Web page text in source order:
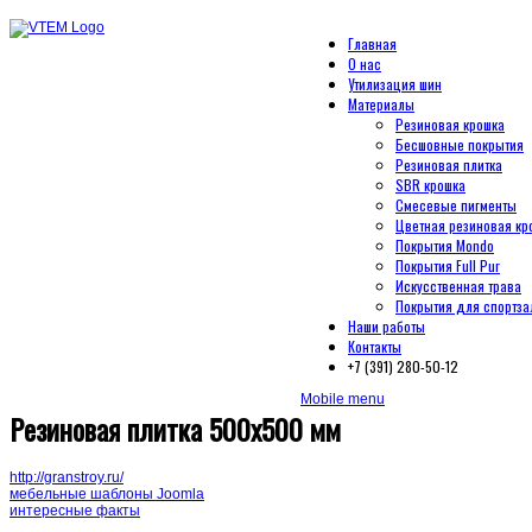
Главная
О нас
Утилизация шин
Материалы
Резиновая крошка
Бесшовные покрытия
Резиновая плитка
SBR крошка
Смесевые пигменты
Цветная резиновая
Покрытия Mondo
Покрытия Full Pur
Искусственная трава
Покрытия для
Наши работы
Контакты
+7 (391) 280-50-12
Mobile menu
Резиновая плитка 500х500 мм
http://granstroy.ru/
мебельные шаблоны Joomla
интересные факты